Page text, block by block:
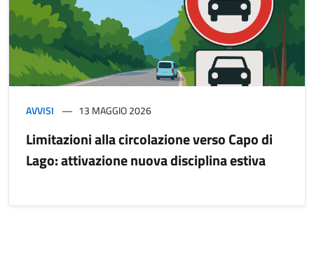
AVVISI 13 MAGGIO 2026
Limitazioni alla circolazione verso Capo di
Lago: attivazione nuova disciplina estiva